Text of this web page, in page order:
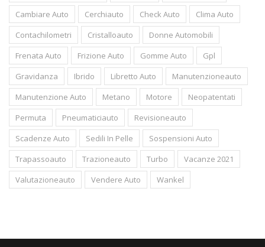
Cambiare Auto
Cerchiauto Check Auto
Clima Auto
Contachilometri
Cristalloauto
Donne Automobili
Frenata Auto
Frizione Auto Gomme Auto
Gpl
Gravidanza
Ibrido Libretto Auto
Manutenzioneauto
Manutenzione Auto
Metano Motore
Neopatentati
Permuta
Pneumaticiauto
Revisioneauto
Scadenze Auto
Sedili In Pelle
Sospensioni Auto
Trapassoauto
Trazioneauto Turbo
Vacanze 2021
Valutazioneauto
Vendere Auto Wankel